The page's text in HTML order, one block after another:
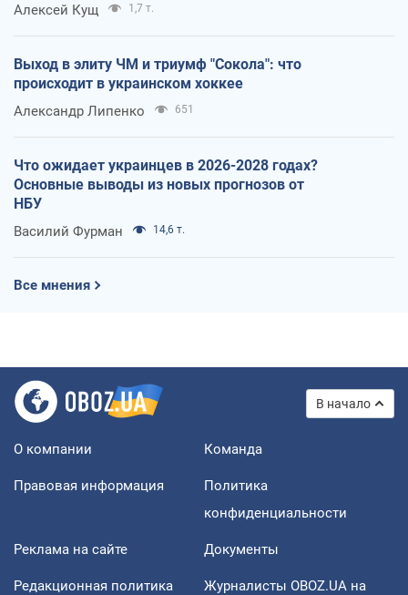
Алексей Кущ 1,7 т.
Выход в элиту ЧМ и триумф "Сокола": что
происходит в украинском хоккее
Александр Липенко 651
Что ожидает украинцев в 2026-2028 годах?
Основные выводы из новых прогнозов от
НБУ
Василий Фурман 14,6 т.
Все мнения
В начало
О компании Команда
Правовая информация
Политика
конфиденциальности
Реклама на сайте Документы
Редакционная политика
Журналисты OBOZ.UA на